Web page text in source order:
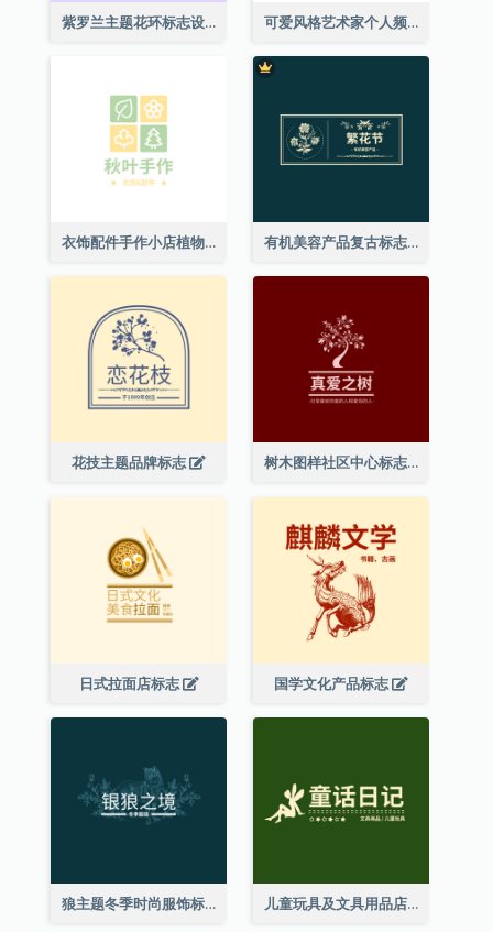
紫罗兰主题花环标志设计 可爱风格艺术家个人频道标志
衣饰配件手作小店植物主题标志设计 有机美容产品复古标志
花技主题品牌标志 树木图样社区中心标志
日式拉面店标志 国学文化产品标志
狼主题冬季时尚服饰标志 儿童玩具及文具用品店精灵主题标志设计